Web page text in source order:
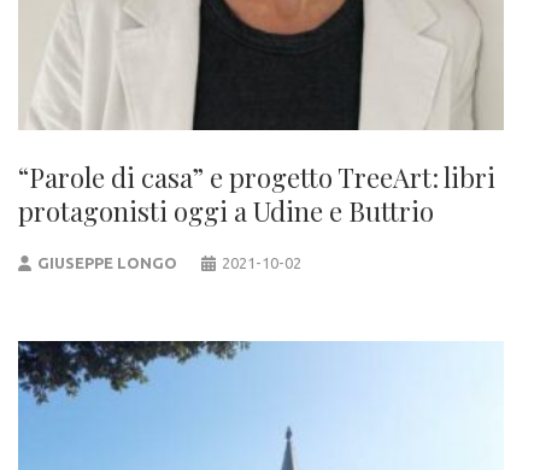
“Parole di casa” e progetto TreeArt: libri
protagonisti oggi a Udine e Buttrio
GIUSEPPE LONGO 2021-10-02